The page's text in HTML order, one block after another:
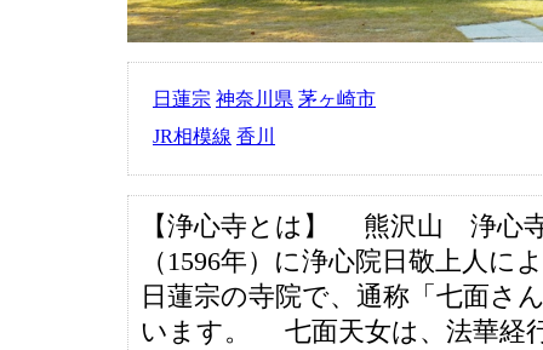
日蓮宗 神奈川県 茅ヶ崎市
JR相模線 香川
【浄心寺とは】 熊沢山 浄心
（1596年）に浄心院日敬上人に
日蓮宗の寺院で、通称「七面さ
います。 七面天女は、法華経